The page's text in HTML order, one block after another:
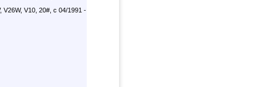
V26W, V10, 20#, с 04/1991 -